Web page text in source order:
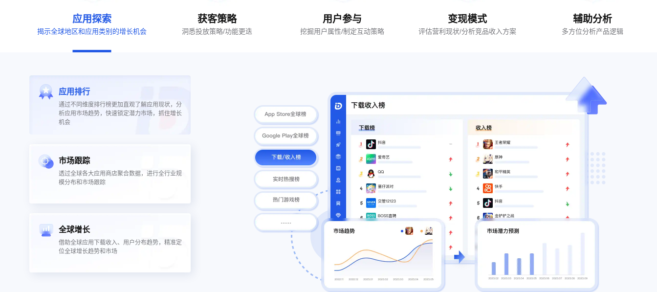
应用探索
揭示全球地区和应用类别的增长机会
获客策略
洞悉投放策略/功能更迭
用户参与
挖掘用户属性/制定互动策略
变现模式
评估营利现状/分析竞品收入方案
辅助分析
多方位分析产品逻辑
应用排行
通过不同维度排行榜更加直观了解应用现状，分
析应用市场趋势，快速锁定潜力市场，抓住增长
机会
市场跟踪
透过全球各大应用商店聚合数据，进行全行业规
模分布和市场跟踪
全球增长
借助全球应用下载收入、用户分布趋势，精准定
位全球增长趋势和市场